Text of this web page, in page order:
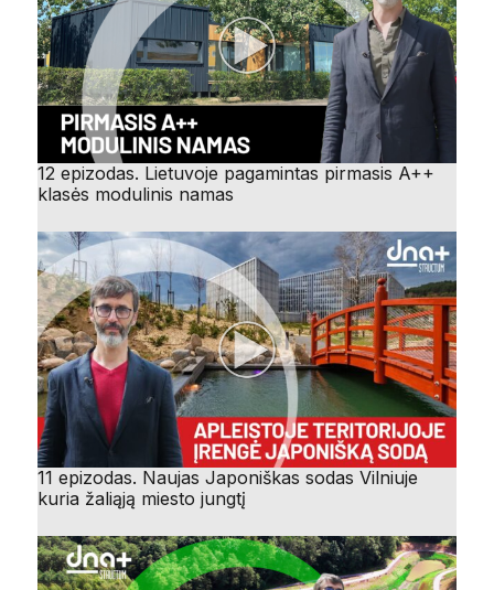
12 epizodas. Lietuvoje pagamintas pirmasis A++
klasės modulinis namas
11 epizodas. Naujas Japoniškas sodas Vilniuje
kuria žaliąją miesto jungtį